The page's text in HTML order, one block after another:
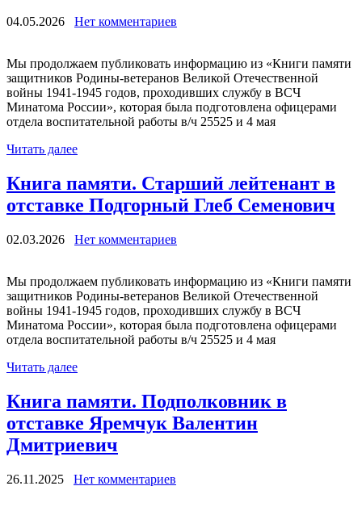
04.05.2026 Нет комментариев
Мы продолжаем публиковать информацию из «Книги памяти
защитников Родины-ветеранов Великой Отечественной
войны 1941-1945 годов, проходивших службу в ВСЧ
Минатома России», которая была подготовлена офицерами
отдела воспитательной работы в/ч 25525 и 4 мая
Читать далее
Книга памяти. Старший лейтенант в
отставке Подгорный Глеб Семенович
02.03.2026 Нет комментариев
Мы продолжаем публиковать информацию из «Книги памяти
защитников Родины-ветеранов Великой Отечественной
войны 1941-1945 годов, проходивших службу в ВСЧ
Минатома России», которая была подготовлена офицерами
отдела воспитательной работы в/ч 25525 и 4 мая
Читать далее
Книга памяти. Подполковник в
отставке Яремчук Валентин
Дмитриевич
26.11.2025 Нет комментариев